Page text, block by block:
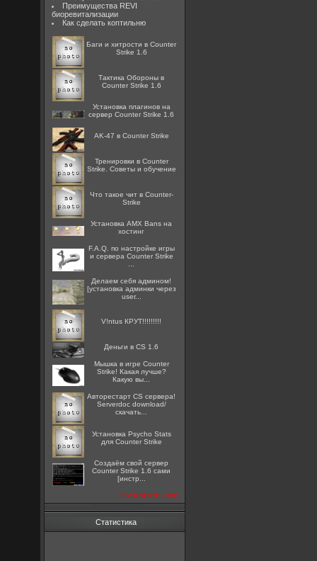
Преимущества REVI
биоревитализации
Как сделать коптильню
Баги и хитрости в Counter
Strike 1.6
Тактика Обороны в
Counter Strike 1.6
Установка плагинов на
сервер Counter Strike 1.6
AK-47 в Counter Strike
Тренировки в Counter
Strike. Советы и обучение
Что такое чит в Counter-
Strike
Установка AMX Bans на
хостинг
F.A.Q. по настройке игры
и сервера Counter Strike
Делаем себя админом!
[установка админки через
user...
V!ntus КРУТ!!!!!!!!!
Деньги в CS 1.6
Мышка в игре Counter
Strike! Какая лучше?
Какую вы...
Авторестарт CS сервера!
Serverdoc download/
скачать...
Установка Psycho Stats
для Counter Strike
Создаём свой сервер
Counter Strike 1.6 сами
[инстр...
посмотреть все
Статистика